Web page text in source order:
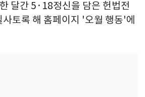
달간 5·18정신을 담은 헌법전
토록 해 홈페이지 '오월 행동'에